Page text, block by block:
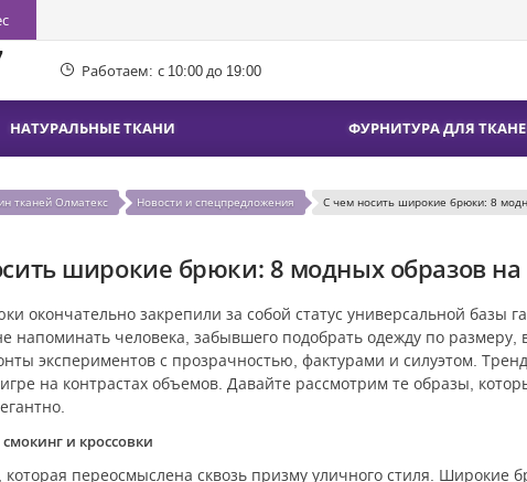
Работаем: с 10:00 до 19:00
НАТУРАЛЬНЫЕ ТКАНИ ФУРНИТУРА ДЛЯ
тканей Олматекс Новости и спецпредложения С чем носить широкие брюки: 8
широкие брюки: 8 модных образов на
окончательно закрепили за собой статус универсальной базы
напоминать человека, забывшего подобрать одежду по размеру,
экспериментов с прозрачностью, фактурами и силуэтом.
на контрастах объемов. Давайте рассмотрим те образы,
и кроссовки
которая переосмыслена сквозь призму уличного стиля. Широкие